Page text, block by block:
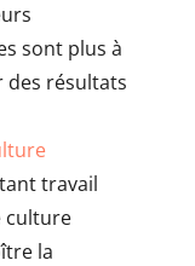
sont plus à
des résultats
travail
culture
la